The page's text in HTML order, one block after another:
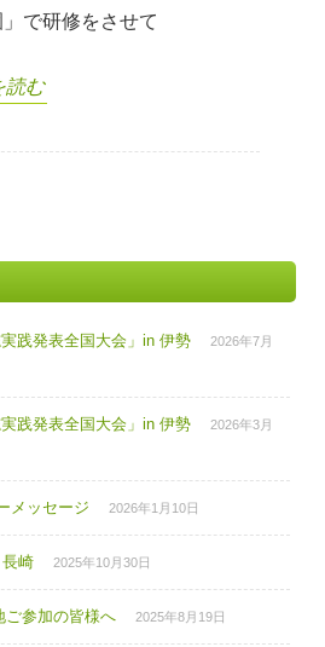
で研修をさせて
読む
践発表全国大会」in 伊勢
2026年7月
践発表全国大会」in 伊勢
2026年3月
メッセージ 2026年1月10日
崎 2025年10月30日
参加の皆様へ 2025年8月19日